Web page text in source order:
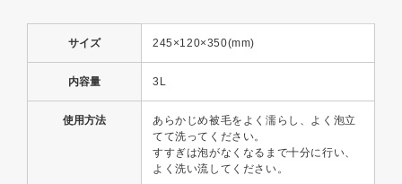
サイズ 245×120×350(mm)
内容量 3L
使用方法
あらかじめ被毛をよく濡らし、よく泡立
てて洗ってください。
すすぎは泡がなくなるまで十分に行い、
よく洗い流してください。